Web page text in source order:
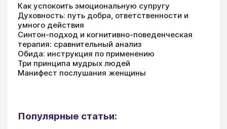
Как успокоить эмоциональную супругу
Духовность: путь добра, ответственности и
умного действия
Синтон-подход и когнитивно-поведенческая
терапия: сравнительный анализ
Обида: инструкция по применению
Три принципа мудрых людей
Манифест послушания женщины
Популярные статьи: